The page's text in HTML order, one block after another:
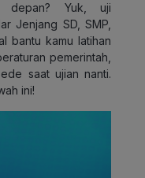
depan? Yuk, uji
Jenjang SD, SMP,
bantu kamu latihan
pemerintah,
saat ujian nanti.
ini!